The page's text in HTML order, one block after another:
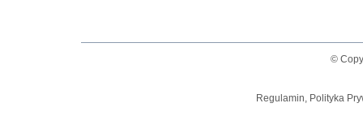
©
Regulamin, Polityka